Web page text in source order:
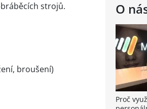
O
Proč
strojů.
broušení)